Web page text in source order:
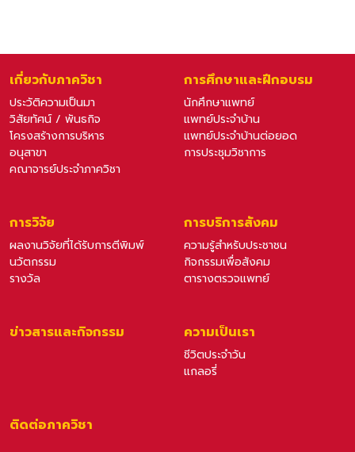
เกี่ยวกับภาควิชา
ประวัติความเป็นมา
วิสัยทัศน์ / พันธกิจ
โครงสร้างการบริหาร
อนุสาขา
คณาจารย์ประจำภาควิชา
การศึกษาและฝึกอบรม
นักศึกษาแพทย์
แพทย์ประจำบ้าน
แพทย์ประจำบ้านต่อยอด
การประชุมวิชาการ
การวิจัย
ผลงานวิจัยที่ได้รับการตีพิมพ์
นวัตกรรม
รางวัล
การบริการสังคม
ความรู้สำหรับประชาชน
กิจกรรมเพื่อสังคม
ตารางตรวจแพทย์
ข่าวสารและกิจกรรม ความเป็นเรา
ชีวิตประจำวัน
แกลอรี่
ติดต่อภาควิชา